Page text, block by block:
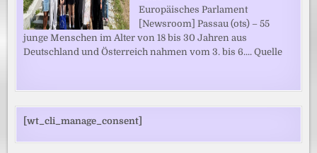
Europäisches Parlament
[Newsroom] Passau (ots) – 55
junge Menschen im Alter von 18 bis 30 Jahren aus
Deutschland und Österreich nahmen vom 3. bis 6.... Quelle
[wt_cli_manage_consent]